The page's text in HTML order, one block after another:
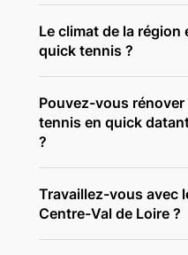
Le climat de la région
quick tennis ?
Pouvez-vous
tennis en quick
?
Travaillez-vous avec
Centre-Val de Loire ?